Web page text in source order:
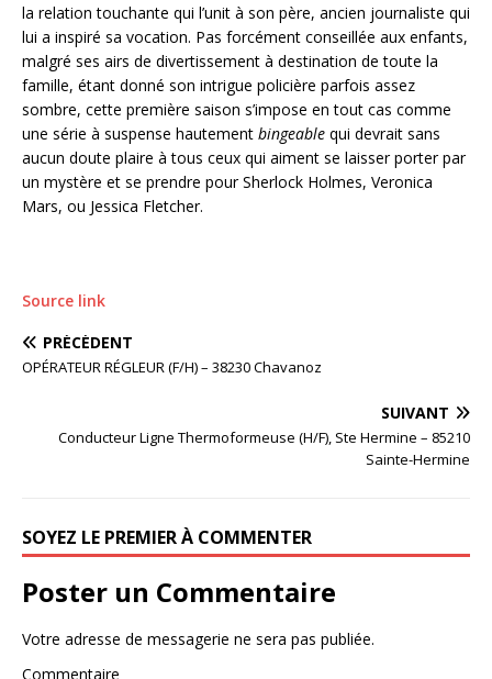
la relation touchante qui l’unit à son père, ancien journaliste qui
lui a inspiré sa vocation. Pas forcément conseillée aux enfants,
malgré ses airs de divertissement à destination de toute la
famille, étant donné son intrigue policière parfois assez
sombre, cette première saison s’impose en tout cas comme
une série à suspense hautement bingeable qui devrait sans
aucun doute plaire à tous ceux qui aiment se laisser porter par
un mystère et se prendre pour Sherlock Holmes, Veronica
Mars, ou Jessica Fletcher.
Source link
PRÉCÉDENT
OPÉRATEUR RÉGLEUR (F/H) – 38230 Chavanoz
SUIVANT
Conducteur Ligne Thermoformeuse (H/F), Ste Hermine – 85210
Sainte-Hermine
SOYEZ LE PREMIER À COMMENTER
Poster un Commentaire
Votre adresse de messagerie ne sera pas publiée.
Commentaire